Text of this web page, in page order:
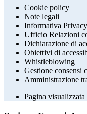
Cookie policy
Note legali
Informativa Privacy
Ufficio Relazioni
Dichiarazione di
Obiettivi di
Whistleblowing
Gestione consensi
Amministrazione
Pagina visualizzata